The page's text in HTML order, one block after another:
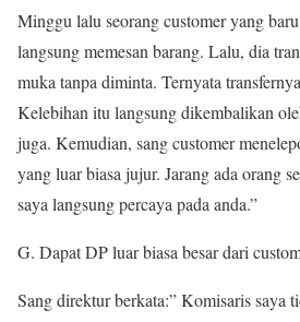
Minggu lalu seorang customer yang
langsung memesan barang. Lalu, dia
muka tanpa diminta. Ternyata
Kelebihan itu langsung dikembalikan
juga. Kemudian, sang customer
yang luar biasa jujur. Jarang ada orang
saya langsung percaya pada anda.”
G. Dapat DP luar biasa besar dari
Sang direktur berkata:” Komisaris saya